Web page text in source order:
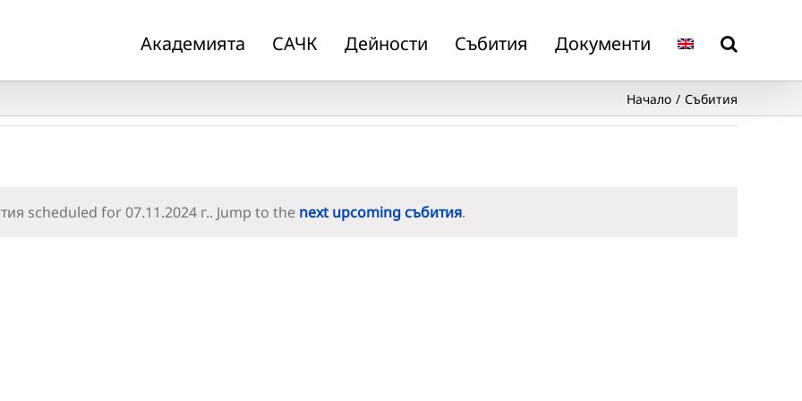
Академията САЧК Дейности Събития Документи
Начало Събития
Notice
scheduled for 07.11.2024 г.. Jump to the next upcoming събития.